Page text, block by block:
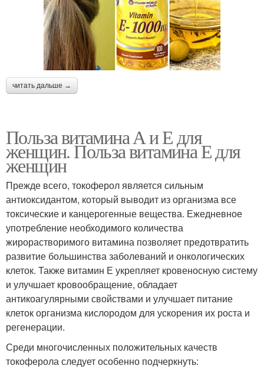
читать дальше →
Польза витамина А и Е для
женщин. Польза витамина Е для
женщин
Прежде всего, токоферол является сильным
антиоксидантом, который выводит из организма все
токсические и канцерогенные вещества. Ежедневное
употребление необходимого количества
жирорастворимого витамина позволяет предотвратить
развитие большинства заболеваний и онкологических
клеток. Также витамин Е укрепляет кровеносную систему
и улучшает кровообращение, обладает
антикоагулярными свойствами и улучшает питание
клеток организма кислородом для ускорения их роста и
регенерации.
Среди многочисленных положительных качеств
токоферола следует особенно подчеркнуть: